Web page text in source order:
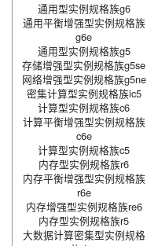
通用型实例规格族g6
通用平衡增强型实例规格族
g6e
通用型实例规格族g5
存储增强型实例规格族g5se
网络增强型实例规格族g5ne
密集计算型实例规格族ic5
计算型实例规格族c6
计算平衡增强型实例规格族
c6e
计算型实例规格族c5
内存型实例规格族r6
内存平衡增强型实例规格族
r6e
内存增强型实例规格族re6
内存型实例规格族r5
大数据计算密集型实例规格